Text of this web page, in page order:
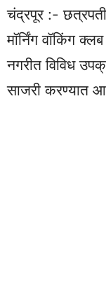
चंद्रपूर :-
मॉर्निंग वॉकिंग
नगरीत विविध
साजरी करण्यात